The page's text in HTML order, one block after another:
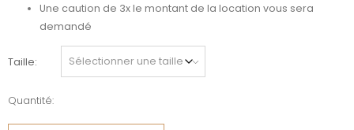
Une caution de 3x le montant de la location vous sera
demandé
Taille
Quantité:
quantité